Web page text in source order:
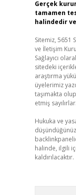
Gerçek
tamamen
halindedir
Sitemiz, 5651
ve İletişim
Sağlayıcı
sitedeki
araştırma
üyelerimiz
taşımakta
etmiş sayılırlar.
Hukuka ve
halinde, ilgili
kaldırılacaktır.